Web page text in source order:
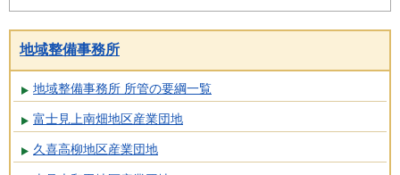
地域整備事務所
地域整備事務所 所管の要綱一覧
富士見上南畑地区産業団地
久喜高柳地区産業団地